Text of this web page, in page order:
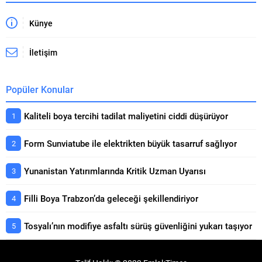
Künye
İletişim
Popüler Konular
Kaliteli boya tercihi tadilat maliyetini ciddi düşürüyor
Form Sunviatube ile elektrikten büyük tasarruf sağlıyor
Yunanistan Yatırımlarında Kritik Uzman Uyarısı
Filli Boya Trabzon’da geleceği şekillendiriyor
Tosyalı’nın modifiye asfaltı sürüş güvenliğini yukarı taşıyor